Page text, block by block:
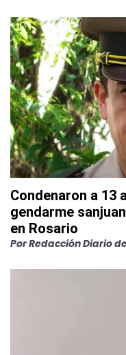
Condenaron a 13
gendarme
en Rosario
PorRedacción Diario